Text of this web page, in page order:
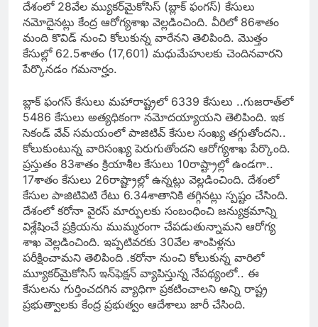
దేశంలో 28వేల మ్యుకర్‌మైకోసిస్‌ (బ్లాక్‌ ఫంగస్‌) కేసులు
నమోదైనట్లు కేంద్ర ఆరోగ్యశాఖ వెల్లడించింది. వీరిలో 86శాతం
మంది కొవిడ్‌ నుంచి కోలుకున్న వారేనని తెలిపింది. మొత్తం
కేసుల్లో 62.5శాతం (17,601) మధుమేహులకు చెందినవారని
పేర్కొనడం గమనార్హం.
బ్లాక్ ఫంగస్ కేసులు మహారాష్ట్రలో 6339 కేసులు ..గుజరాత్‌లో
5486 కేసులు అత్యధికంగా నమోదయ్యాయని తెలిపింది. ఇక
సెకండ్‌ వేవ్‌ సమయంలో పాజిటివ్‌ కేసుల సంఖ్య తగ్గుతోందని..
కోలుకుంటున్న వారిసంఖ్య పెరుగుతోందని ఆరోగ్యశాఖ పేర్కొంది.
ప్రస్తుతం 83శాతం క్రియాశీల కేసులు 10రాష్ట్రాల్లో ఉండగా..
17శాతం కేసులు 26రాష్ట్రాల్లో ఉన్నట్లు వెల్లడించింది. దేశంలో
కేసుల పాజిటివిటి రేటు 6.34శాతానికి తగ్గినట్లు స్పష్టం చేసింది.
దేశంలో కరోనా వైరస్‌ మార్పులకు సంబంధించి జన్యుక్రమాన్ని
విశ్లేషించే ప్రక్రియను ముమ్మరంగా చేపడుతున్నామని ఆరోగ్య
శాఖ వెల్లడించింది. ఇప్పటివరకు 30వేల శాంపిళ్లను
పరీక్షించామని తెలిపింది .కరోనా నుంచి కోలుకున్న వారిలో
మ్యూకర్‌మైకోసిస్‌ ఇన్‌ఫెక్షన్‌ వ్యాపిస్తున్న నేపథ్యంలో.. ఈ
కేసులను గుర్తించదగిన వ్యాధిగా ప్రకటించాలని అన్ని రాష్ట్ర
ప్రభుత్వాలకు కేంద్ర ప్రభుత్వం ఆదేశాలు జారీ చేసింది.